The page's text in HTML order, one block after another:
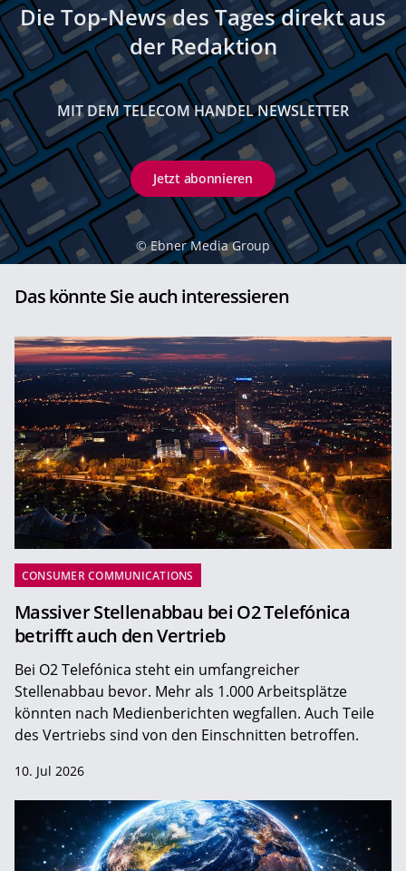
Die Top-News des Tages direkt aus
der Redaktion
MIT DEM TELECOM HANDEL NEWSLETTER
Jetzt abonnieren
© Ebner Media Group
Das könnte Sie auch interessieren
CONSUMER COMMUNICATIONS
Massiver Stellenabbau bei O2 Telefónica
betrifft auch den Vertrieb
Bei O2 Telefónica steht ein umfangreicher
Stellenabbau bevor. Mehr als 1.000 Arbeitsplätze
könnten nach Medienberichten wegfallen. Auch Teile
des Vertriebs sind von den Einschnitten betroffen.
10. Jul 2026